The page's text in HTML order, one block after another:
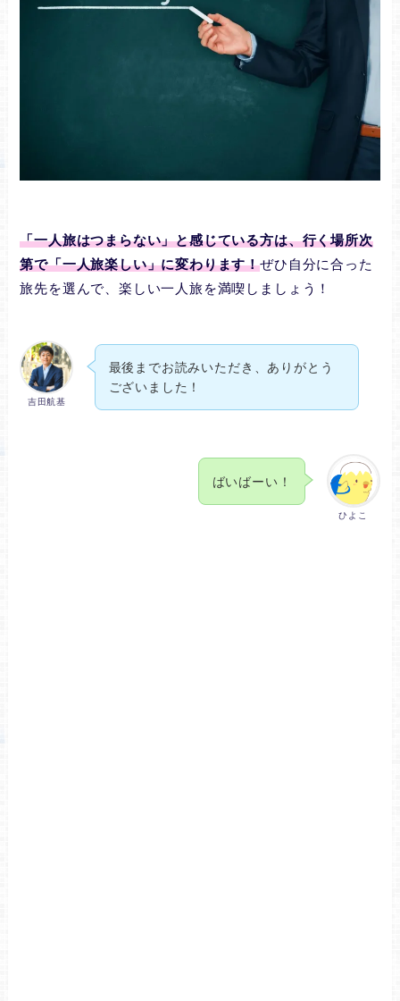
「一人旅はつまらない」と感じている方は、行く場所次
第で「一人旅楽しい」に変わります！ぜひ自分に合った
旅先を選んで、楽しい一人旅を満喫しましょう！
吉田航基
最後までお読みいただき、ありがとう
ございました！
ひよこ
ばいばーい！